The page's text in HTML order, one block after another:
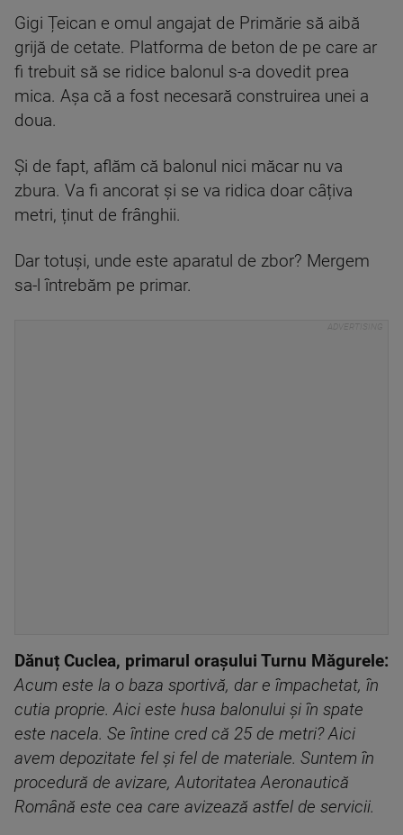
Gigi Țeican e omul angajat de Primărie să aibă
grijă de cetate. Platforma de beton de pe care ar
fi trebuit să se ridice balonul s-a dovedit prea
mica. Așa că a fost necesară construirea unei a
doua.
Și de fapt, aflăm că balonul nici măcar nu va
zbura. Va fi ancorat și se va ridica doar câțiva
metri, ținut de frânghii.
Dar totuși, unde este aparatul de zbor? Mergem
sa-l întrebăm pe primar.
Dănuț Cuclea, primarul orașului Turnu Măgurele:
Acum este la o baza sportivă, dar e împachetat, în
cutia proprie. Aici este husa balonului și în spate
este nacela. Se întine cred că 25 de metri? Aici
avem depozitate fel și fel de materiale. Suntem în
procedură de avizare, Autoritatea Aeronautică
Română este cea care avizează astfel de servicii.